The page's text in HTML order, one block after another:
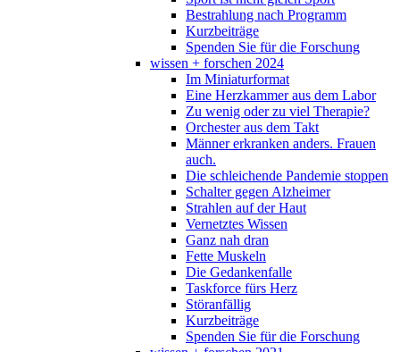
Bestrahlung nach Programm
Kurzbeiträge
Spenden Sie für die Forschung
wissen + forschen 2024
Im Miniaturformat
Eine Herzkammer aus dem Labor
Zu wenig oder zu viel Therapie?
Orchester aus dem Takt
Männer erkranken anders. Frauen
auch.
Die schleichende Pandemie stoppen
Schalter gegen Alzheimer
Strahlen auf der Haut
Vernetztes Wissen
Ganz nah dran
Fette Muskeln
Die Gedankenfalle
Taskforce fürs Herz
Störanfällig
Kurzbeiträge
Spenden Sie für die Forschung